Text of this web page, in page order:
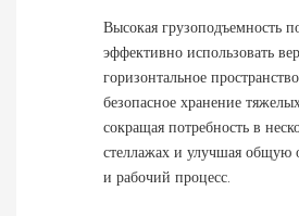
Высокая грузоподъемность
эффективно использовать
горизонтальное
безопасное хранение
сокращая потребность в
стеллажах и улучшая общую
и рабочий процесс.